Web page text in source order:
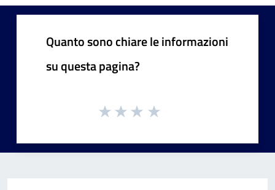
Quanto sono chiare le informazioni
su questa pagina?